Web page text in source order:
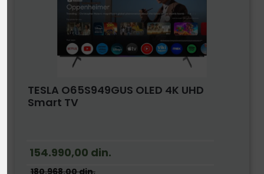
TESLA O65S949GUS OLED 4K UHD
Smart TV
154.990,00 din.
180.968,00din.